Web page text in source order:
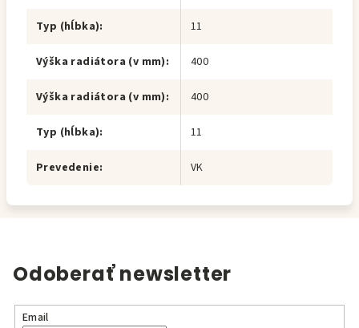
Typ (hĺbka): 11
Výška radiátora (v mm): 400
Výška radiátora (v mm): 400
Typ (hĺbka): 11
Prevedenie: VK
Odoberať newsletter
Email